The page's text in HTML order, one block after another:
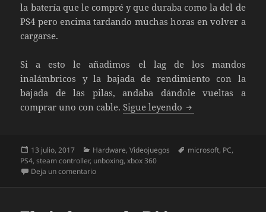
la batería que le compré y que duraba como la del de
PS4 pero encima tardando muchas horas en volver a
cargarse.
Si a esto le añadimos el lag de los mandos
inalámbricos y la bajada de rendimiento con la
bajada de las pilas, andaba dándole vueltas a
comprar uno con cable.Sigue leyendo Unboxing Mando
Publicado
el
13 julio, 2017 Categorías
Hardware,Videojuegos Etiquetas
microsoft, PC,
PS4,steam controller, unboxing,xbox 360
Deja un comentarioen Unboxing Mando XBOX ONE para PC